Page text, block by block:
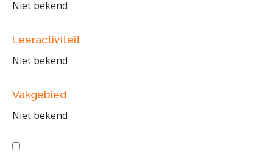
Niet bekend
Leeractiviteit
Niet bekend
Vakgebied
Niet bekend